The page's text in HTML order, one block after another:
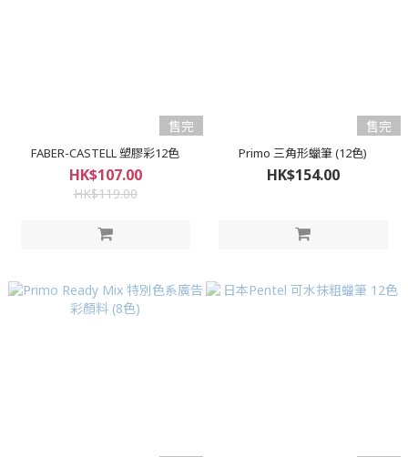
售完
FABER-CASTELL 塑膠彩12色
HK$107.00
HK$119.00
售完
Primo 三角形蠟筆 (12色)
HK$154.00